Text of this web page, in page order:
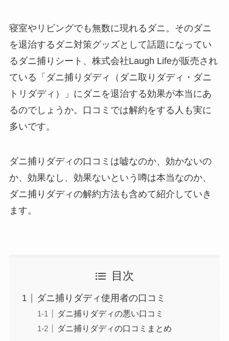
寝室やリビングでも無数に現れるダニ。そのダニ
を退治するダニ対策グッズとして話題になってい
るダニ捕りシート、株式会社Laugh Lifeが販売され
ている「ダニ捕りダディ（ダニ取りダディ・ダニ
トリダディ）」にダニを退治する効果が本当にあ
るのでしょうか。口コミでは解約をする人も実に
多いです。
ダニ捕りダディの口コミは嘘なのか、効かないの
か、効果なし、効果ないという噂は本当なのか、
ダニ捕りダディの解約方法も含めて紹介していき
ます。
目次
ダニ捕りダディ使用者の口コミ
ダニ捕りダディの悪い口コミ
ダニ捕りダディの口コミまとめ